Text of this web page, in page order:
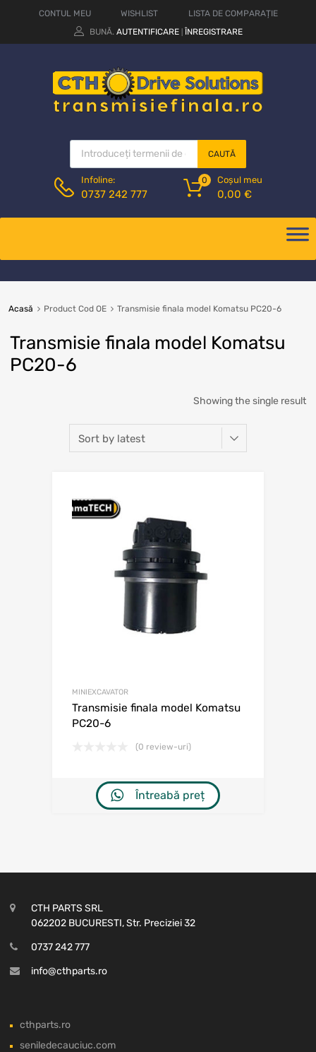
CONTUL MEU WISHLIST
LISTA DE COMPARAȚIE
BUNĂ. AUTENTIFICARE ÎNREGISTRARE
CAUTĂ
Infoline:
0737 242 777
Coșul meu
0,00 €
0
Acasă Product Cod OE Transmisie finala model Komatsu PC20-6
Transmisie finala model Komatsu
PC20-6
Showing the single result
MINIEXCAVATOR
Transmisie finala model Komatsu
PC20-6
(0 review-uri)
Întreabă preț
CTH PARTS SRL
062202 BUCURESTI, Str. Preciziei 32
0737 242 777
info@cthparts.ro
cthparts.ro
seniledecauciuc.com